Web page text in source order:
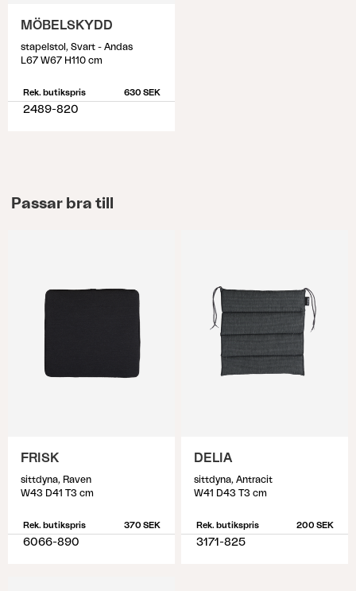
MÖBELSKYDD
stapelstol, Svart - Andas
L67 W67 H110 cm
Rek. butikspris 630 SEK
2489-820
Passar bra till
FRISK
sittdyna, Raven
W43 D41 T3 cm
Rek. butikspris 370 SEK
6066-890
DELIA
sittdyna, Antracit
W41 D43 T3 cm
Rek. butikspris 200 SEK
3171-825